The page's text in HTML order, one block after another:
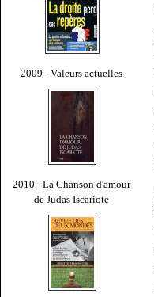
2009 - Valeurs actuelles
2010 - La Chanson d'amour
de Judas Iscariote